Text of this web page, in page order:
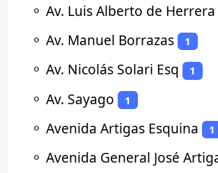
⚬ Av. Luis Alberto de Herrera
⚬ Av. Manuel Borrazas 1
⚬ Av. Nicolás Solari Esq 1
⚬ Av. Sayago 1
⚬ Avenida Artigas Esquina 1
⚬ Avenida General José